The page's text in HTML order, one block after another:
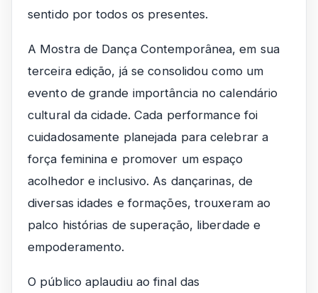
sentido por todos os presentes.
A Mostra de Dança Contemporânea, em sua
terceira edição, já se consolidou como um
evento de grande importância no calendário
cultural da cidade. Cada performance foi
cuidadosamente planejada para celebrar a
força feminina e promover um espaço
acolhedor e inclusivo. As dançarinas, de
diversas idades e formações, trouxeram ao
palco histórias de superação, liberdade e
empoderamento.
O público aplaudiu ao final das